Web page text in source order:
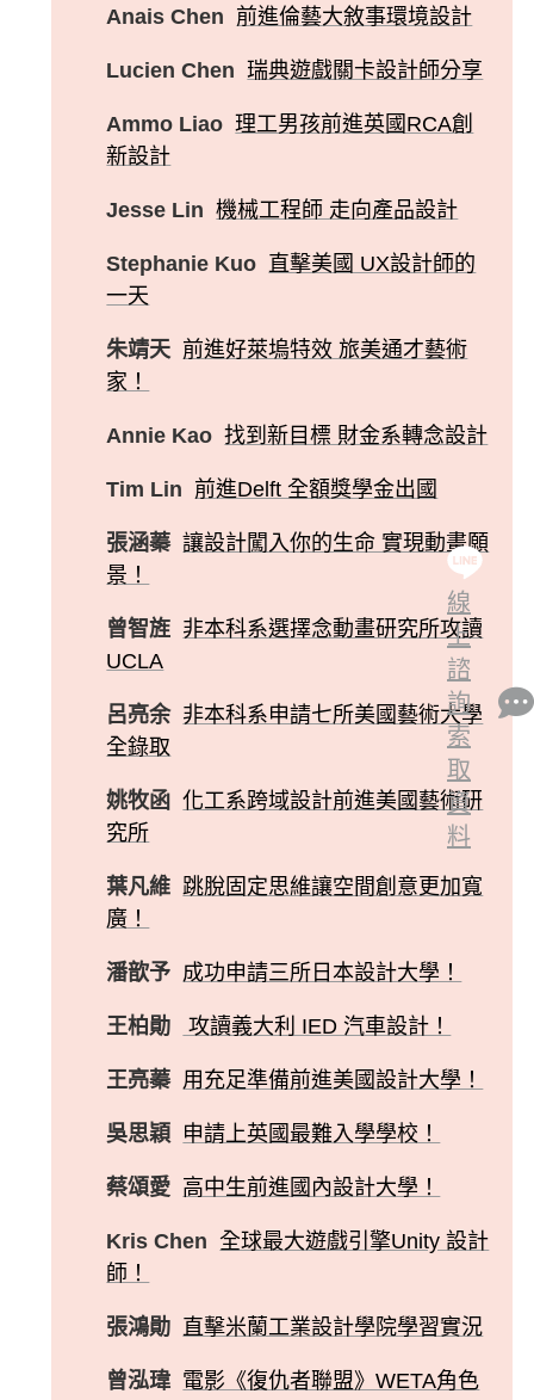
Anais Chen 前進倫藝大敘事環境設計
Lucien Chen 瑞典遊戲關卡設計師分享
Ammo Liao 理工男孩前進英國RCA創
新設計
Jesse Lin 機械工程師 走向產品設計
Stephanie Kuo 直擊美國 UX設計師的
一天
朱靖天 前進好萊塢特效 旅美通才藝術
家！
Annie Kao 找到新目標 財金系轉念設計
Tim Lin 前進Delft 全額獎學金出國
張涵蓁 讓設計闖入你的生命 實現動畫願
景！
曾智旌 非本科系選擇念動畫研究所攻讀
UCLA
呂亮余 非本科系申請七所美國藝術大學
全錄取
姚牧函 化工系跨域設計前進美國藝術研
究所
葉凡維 跳脫固定思維讓空間創意更加寬
廣！
潘歆予 成功申請三所日本設計大學！
王柏勛 攻讀義大利 IED 汽車設計！
王亮蓁 用充足準備前進美國設計大學！
吳思穎 申請上英國最難入學學校！
蔡頌愛 高中生前進國內設計大學！
Kris Chen 全球最大遊戲引擎Unity 設計
師！
張鴻勛 直擊米蘭工業設計學院學習實況
曾泓瑋 電影《復仇者聯盟》WETA角色
線
上
諮
詢
索
取
資
料